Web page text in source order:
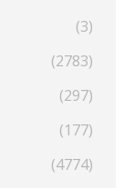
(3)
(2783)
(297)
(177)
(4774)